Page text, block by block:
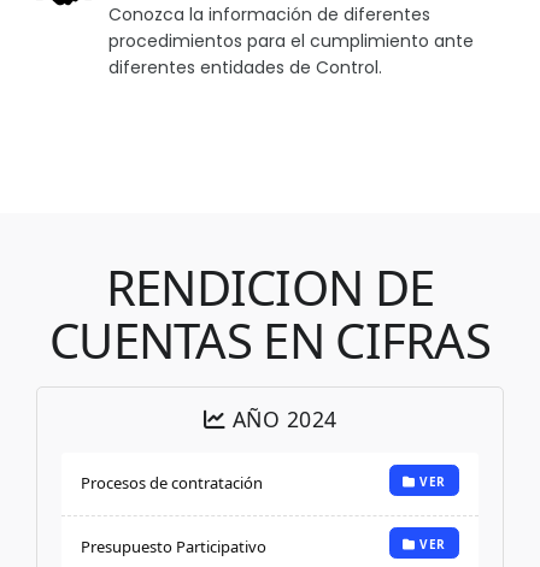
Conozca la información de diferentes
procedimientos para el cumplimiento ante
diferentes entidades de Control.
RENDICION DE
CUENTAS EN CIFRAS
AÑO 2024
Procesos de contratación VER
Presupuesto Participativo VER